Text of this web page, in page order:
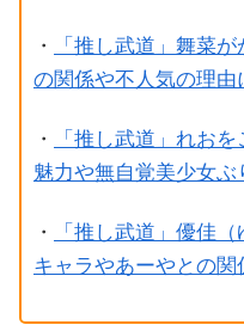
・
「推し武道」舞菜
の関係や不人気の理由
・
「推し武道」れお
魅力や無自覚美少女ぶ
・
「推し武道」優佳
キャラやあーやとの関